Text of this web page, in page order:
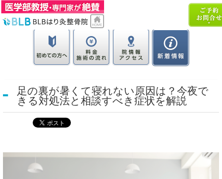
足の裏が暑くて寝れない原因は？今夜で
きる対処法と相談すべき症状を解説